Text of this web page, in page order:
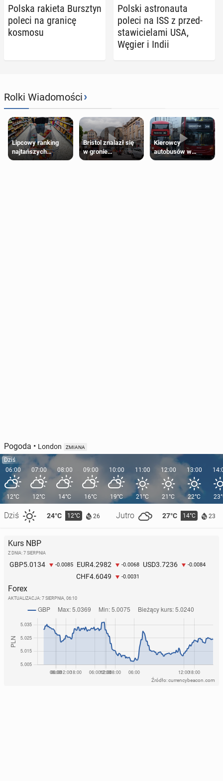
Polska rakieta Bursz­tyn
poleci na granicę
kosmosu
Polski astro­nau­ta
poleci na ISS z przed­
sta­wi­cie­la­mi USA,
Węgier i Indii
Rolki Wiadomości›
Lipcowy ranking
najtańszych
supermarketów
Bristol znalazł się
w gronie
najlepszych
Kierowcy
autobusów w
Londynie
Pogoda • London ZMIANA
Dziś
06:00
12°C
Dziś 24°C 12°C 26 Jutro 27°C 14°C 23
07:00
12°C
08:00
14°C
09:00
16°C
10:00
19°C
11:00
21°C
12:00
21°C
13:00
22°C
Kurs NBP
Z DNIA: 7 SIERPNIA
GBP5.0134 -0.0085 EUR4.2982 -0.0068 USD3.7236 -0.0084
CHF4.6049 -0.0031
Forex
AKTUALIZACJA: 7 SIERPNIA, 06:10
Źródło: currencybeacon.com